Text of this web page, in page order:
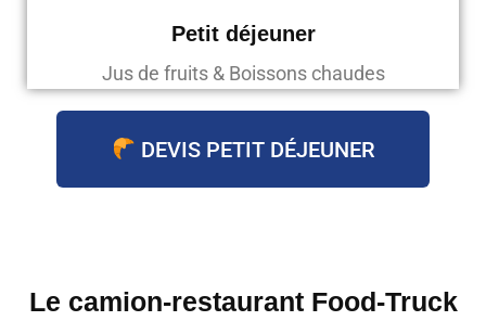
Petit déjeuner
Jus de fruits & Boissons chaudes
DEVIS PETIT DÉJEUNER
Le camion-restaurant Food-Truck